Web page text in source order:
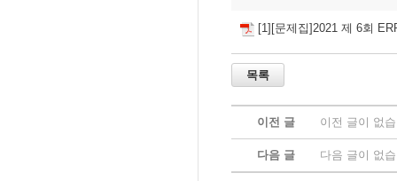
[1][문제집]2021 제 6회
이전 글 이전 글이 없
다음 글 다음 글이 없